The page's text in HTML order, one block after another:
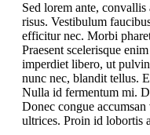
Sed lorem ante,
risus. Vestibulum
efficitur nec. Morbi
Praesent scelerisque
imperdiet libero, ut
nunc nec, blandit tellus.
Nulla id fermentum mi.
Donec congue
ultrices. Proin id lobortis